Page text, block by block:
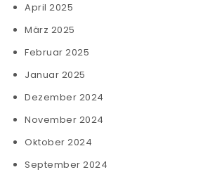
April 2025
März 2025
Februar 2025
Januar 2025
Dezember 2024
November 2024
Oktober 2024
September 2024